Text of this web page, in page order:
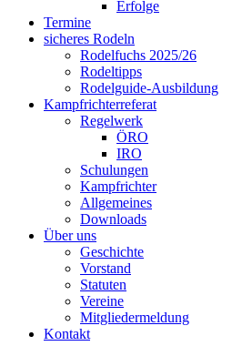
Erfolge
Termine
sicheres Rodeln
Rodelfuchs 2025/26
Rodeltipps
Rodelguide-Ausbildung
Kampfrichterreferat
Regelwerk
ÖRO
IRO
Schulungen
Kampfrichter
Allgemeines
Downloads
Über uns
Geschichte
Vorstand
Statuten
Vereine
Mitgliedermeldung
Kontakt